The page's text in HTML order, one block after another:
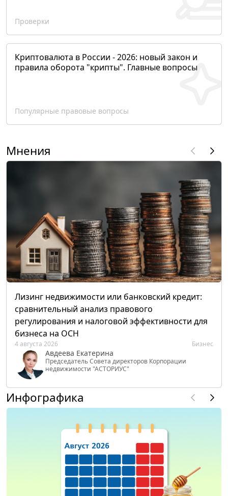
Проверки
Криптовалюта в России - 2026: новый закон и
правила оборота "крипты". Главные вопросы
Популярные правовые вопросы
Мнения
Лизинг недвижимости или банковский кредит:
сравнительный анализ правового
регулирования и налоговой эффективности для
бизнеса на ОСН
4 августа 2026 Бизнес
Авдеева Екатерина
Председатель Совета директоров Корпорации
недвижимости "АСТОРИУС"
Инфографика